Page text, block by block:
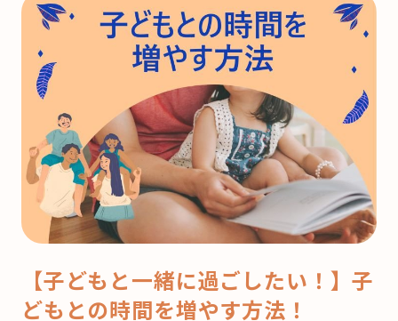
【子どもと一緒に過ごしたい！】子
どもとの時間を増やす方法！